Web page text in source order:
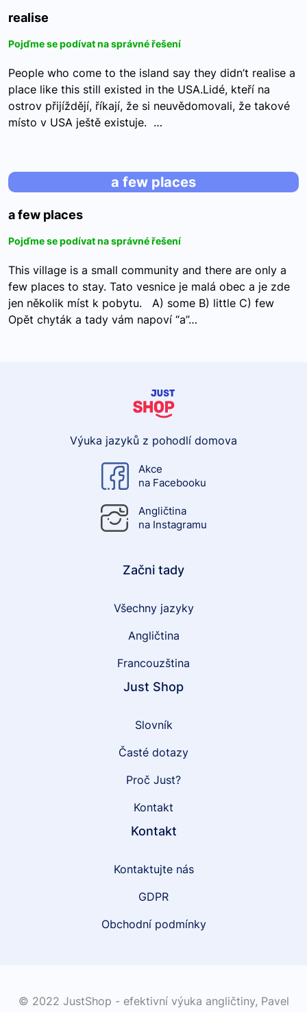
realise
Pojďme se podívat na správné řešení
People who come to the island say they didn’t realise a
place like this still existed in the USA.Lidé, kteří na
ostrov přijíždějí, říkají, že si neuvědomovali, že takové
místo v USA ještě existuje. …
a few places
a few places
Pojďme se podívat na správné řešení
This village is a small community and there are only a
few places to stay. Tato vesnice je malá obec a je zde
jen několik míst k pobytu. A) some B) little C) few
Opět chyták a tady vám napoví “a”…
Výuka jazyků z pohodlí domova
Akce
na Facebooku
Angličtina
na Instagramu
Začni tady
Všechny jazyky
Angličtina
Francouzština
Just Shop
Slovník
Časté dotazy
Proč Just?
Kontakt
Kontakt
Kontaktujte nás
GDPR
Obchodní podmínky
© 2022 JustShop - efektivní výuka angličtiny, Pavel